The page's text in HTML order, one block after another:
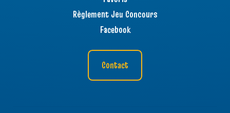
Règlement Jeu Concours
Facebook
Contact